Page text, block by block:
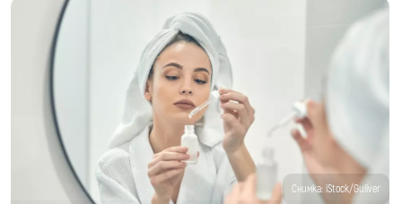
Снимка: iStock/Guliver